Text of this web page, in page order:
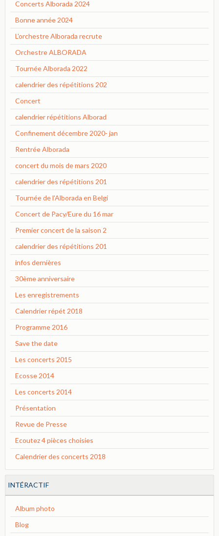
Concerts Alborada 2024
Bonne année 2024
L'orchestre Alborada recrute
Orchestre ALBORADA
Tournée Alborada 2022
calendrier des répétitions 202
Concert
calendrier répétitions Alborad
Confinement décembre 2020- jan
Rentrée Alborada
concert du mois de mars 2020
calendrier des répétitions 201
Tournée de l'Alborada en Belgi
Concert de Pacy/Eure du 16 mar
Premier concert de la saison 2
calendrier des répétitions 201
infos dernières
30ème anniversaire
Les enregistrements
Calendrier répét 2018
Programme 2016
Save the date
Les concerts 2015
Ecosse 2014
Les concerts 2014
Présentation
Revue de Presse
Ecoutez 4 pièces choisies
Calendrier des concerts 2018
INTÉRACTIF
Album photo
Blog